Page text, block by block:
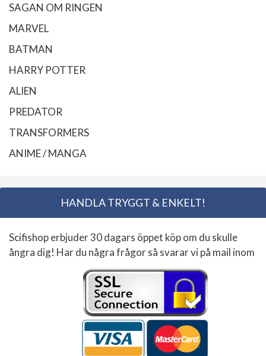
SAGAN OM RINGEN
MARVEL
BATMAN
HARRY POTTER
ALIEN
PREDATOR
TRANSFORMERS
ANIME / MANGA
HANDLA TRYGGT & ENKELT!
Scifishop erbjuder 30 dagars öppet köp om du skulle
ångra dig! Har du några frågor så svarar vi på mail inom